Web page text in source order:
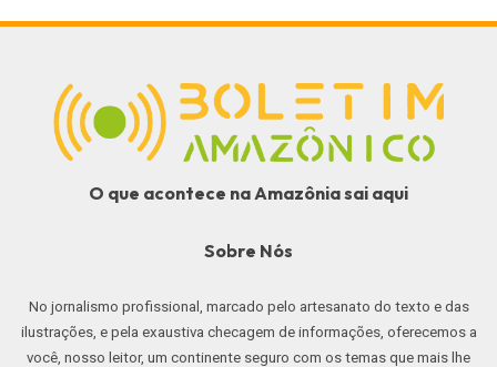
O que acontece na Amazônia sai aqui
Sobre Nós
No jornalismo profissional, marcado pelo artesanato do texto e das
ilustrações, e pela exaustiva checagem de informações, oferecemos a
você, nosso leitor, um continente seguro com os temas que mais lhe